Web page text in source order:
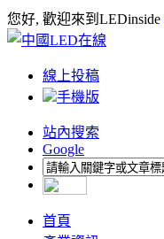
您好, 歡迎來到LEDinside
線上投稿
手機版
站內搜索
Google
首頁